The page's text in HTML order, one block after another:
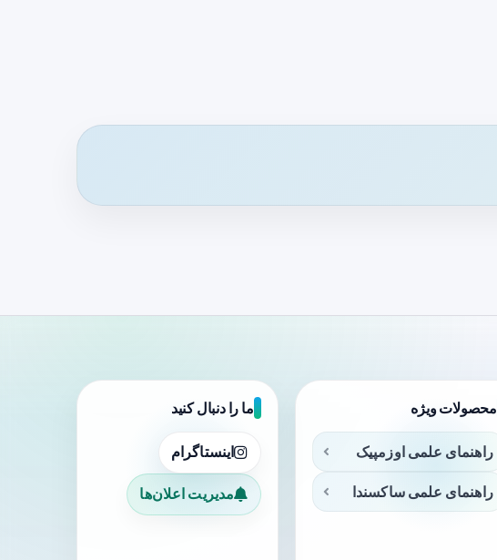
محصولات ویژه
راهنمای علمی اوزمپیک
راهنمای علمی ساکسندا
ما را دنبال کنید
اینستاگرام
مدیریت اعلان‌ها